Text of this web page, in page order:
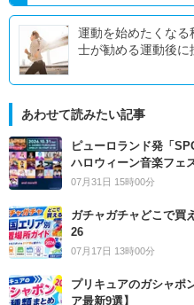
運動を始めたくなる
士が勧める運動後に
あわせて読みたい記事
ピューロランド発「
ハロウィーン音楽フェ
07月31日 15時00分
ガチャガチャどこで買
26
07月17日 13時00分
プリキュアのガシャポ
ア最新9選】